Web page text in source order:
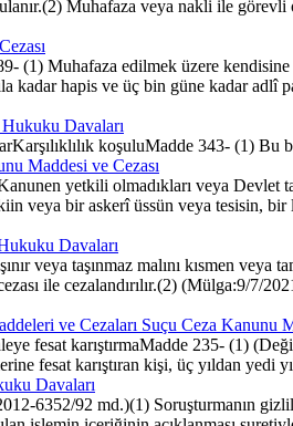
Muhafaza veya nakli ile
(1) Muhafaza edilmek üzere
kadar hapis ve üç bin güne kadar adlî
Hukuku Davaları
koşuluMadde 343- (1) Bu
Maddesi ve Cezası
yetkili olmadıkları veya Devlet
veya bir askerî üssün veya tesisin,
Davaları
veya taşınmaz malını kısmen
ile cezalandırılır.(2) (Mülga:9/
ve Cezaları Suçu Ceza Kanunu
fesat karıştırmaMadde 235- (1)
fesat karıştıran kişi, üç yıldan yedi
Davaları
6352/92 md.)(1) Soruşturmanın